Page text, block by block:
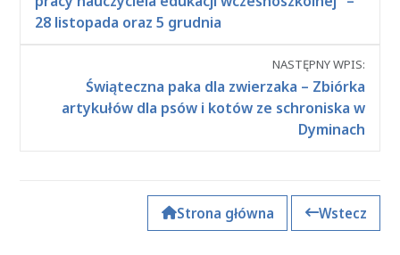
28 listopada oraz 5 grudnia
NASTĘPNY WPIS:
Świąteczna paka dla zwierzaka – Zbiórka
artykułów dla psów i kotów ze schroniska w
Dyminach
Strona główna Wstecz